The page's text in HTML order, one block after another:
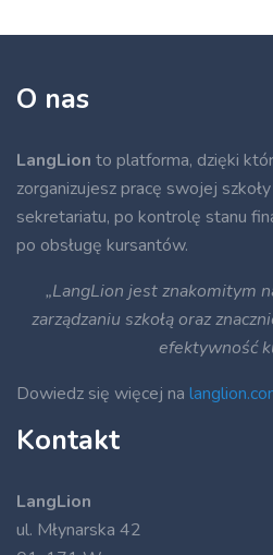
O nas
LangLion to platforma, dzięki
zorganizujesz pracę swojej
sekretariatu, po kontrolę stanu
po obsługę kursantów.
„LangLion jest znakomitym
zarządzaniu szkołą oraz
efektywność
Dowiedz się więcej na
Kontakt
LangLion
ul. Młynarska 42